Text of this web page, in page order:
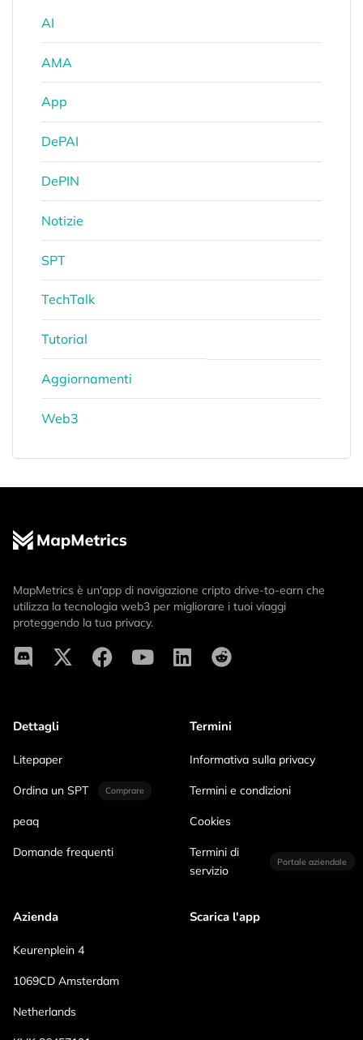
AI
AMA
App
DePAI
DePIN
Notizie
SPT
TechTalk
Tutorial
Aggiornamenti
Web3
MapMetrics è un'app di navigazione cripto drive-to-earn che
utilizza la tecnologia web3 per migliorare i tuoi viaggi
proteggendo la tua privacy.
Dettagli
Litepaper
Ordina un SPT Comprare
peaq
Domande frequenti
Termini
Informativa sulla privacy
Termini e condizioni
Cookies
Termini di
servizio
Portale aziendale
Azienda
Keurenplein 4
1069CD Amsterdam
Netherlands
Scarica l'app